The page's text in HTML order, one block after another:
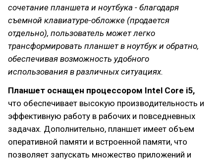
сочетание планшета и ноутбука - благодаря
съемной клавиатуре-обложке (продается
отдельно), пользователь может легко
трансформировать планшет в ноутбук и обратно,
обеспечивая возможность удобного
использования в различных ситуациях.
Планшет оснащен процессором Intel Core i5,
что обеспечивает высокую производительность и
эффективную работу в рабочих и повседневных
задачах. Дополнительно, планшет имеет объем
оперативной памяти и встроенной памяти, что
позволяет запускать множество приложений и